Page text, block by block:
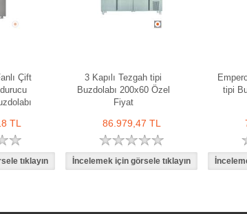
Çift
TL
3 Kapılı Tezgah tipi
Buzdolabı 200x60 Özel
Fiyat
86.979,47 TL
tipi